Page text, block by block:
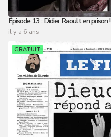
Épisode 13 : Didier Raoult en prison !
il y a 6 ans
GRATUIT